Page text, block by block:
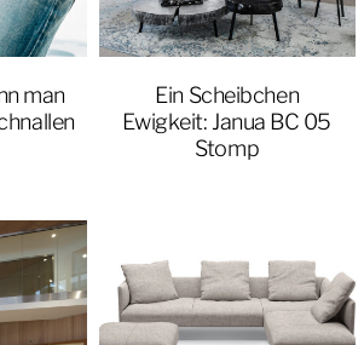
man
Ein Scheibchen
Ewigkeit: Janua BC 05
Stomp